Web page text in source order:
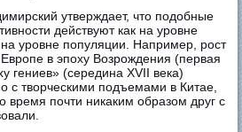
утверждает, что подобные
действуют как на уровне
уровне популяции. Например, рост
Европе в эпоху Возрождения (первая
гениев» (середина XVII века)
с творческими подъемами в Китае,
время почти никаким образом друг с